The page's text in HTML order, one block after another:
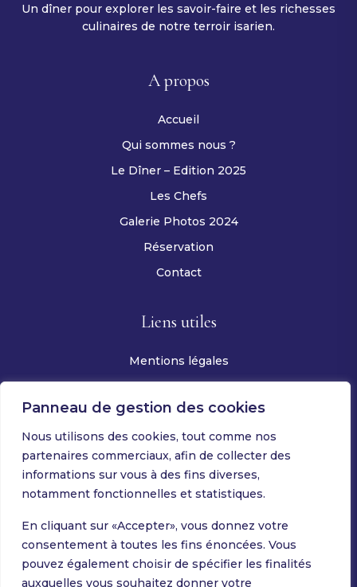
Panneau de gestion des cookies
Nous utilisons des cookies, tout comme nos
partenaires commerciaux, afin de collecter des
informations sur vous à des fins diverses,
notamment fonctionnelles et statistiques.
En cliquant sur «Accepter», vous donnez votre
consentement à toutes les fins énoncées. Vous
pouvez également choisir de spécifier les finalités
auxquelles vous souhaitez donner votre
Un dîner pour explorer les savoir-faire et les richesses
culinaires de notre terroir isarien.
A propos
Accueil
Qui sommes nous ?
Le Dîner – Edition 2025
Les Chefs
Galerie Photos 2024
Réservation
Contact
Liens utiles
Mentions légales
Politique de confidentialité
Conditions générales d’utilisation
Conditions générales de ventes
Contact
contact@dinerdeschefsoise.fr